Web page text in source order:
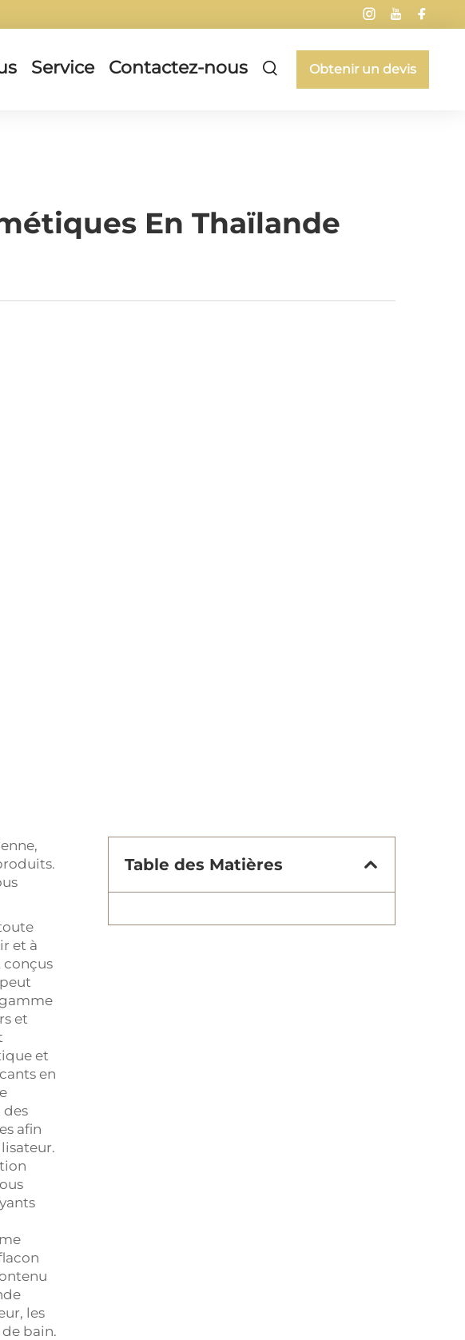
Service Contactez-nous Obtenir un devis
En Thaïlande
et à
conçus
et
et
en
des
afin
les
bain.
Table des Matières